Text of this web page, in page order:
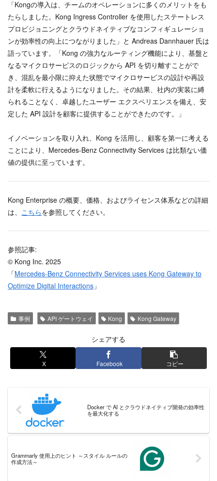
「Kongの導入は、チームのオペレーションに多くのメリットをも
たらしました。Kong Ingress Controller を使用したステートレス
プロビジョニングとクラウドネイティブなコンフィギュレーショ
ンが効率性の向上につながりました」と Andreas Dannhauer 氏は
語っています。「Kong の強力なルーティング機能により、基盤と
なるマイクロサービスのロジックから API を切り離すことがで
き、混乱を最小限に抑えた状態でマイクロサービスの設計や再設
計を柔軟に行えるようになりました。その結果、社内の実装に縛
られることなく、卓越したユーザー エクスペリエンスを備え、安
定した API 設計を顧客に提供することができたのです。」
イノベーションを取り入れ、Kong を活用し、顧客を第一に考える
ことにより、Mercedes-Benz Connectivity Services は比類ない価
値の提供に至っています。
Kong Enterprise の概要、価格、およびライセンス体系などの詳細
は、 こちらを参照してください。
参照記事:
© Kong Inc. 2025
「Mercedes-Benz Connectivity Services uses Kong Gateway to
Optimize Digital Interactions 」
事例 API ゲートウェイ Kong Kong Gateway
シェアする
X Facebook コピー
Docker で AI とクラウドネイティブ開発の効率性
を最大化する
Grammarly 使用上のヒント ～スタイル ルールの
作成方法～